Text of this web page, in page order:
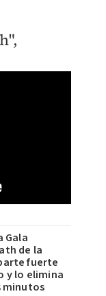
Gala
de la
fuerte
y lo elimina
minutos